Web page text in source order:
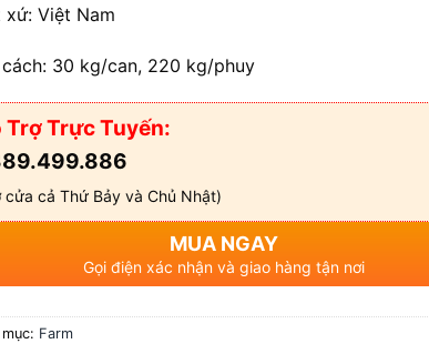
xứ: Việt Nam
cách: 30 kg/can, 220 kg/phuy
Trợ Trực Tuyến:
cửa cả Thứ Bảy và Chủ Nhật)
MUA NGAY
Gọi điện xác nhận và giao hàng tận nơi
Farm